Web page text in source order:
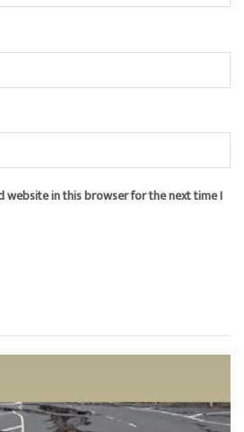
website in this browser for the next time I